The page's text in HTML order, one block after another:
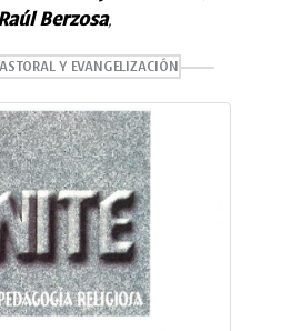
Berzosa,
Y EVANGELIZACIÓN